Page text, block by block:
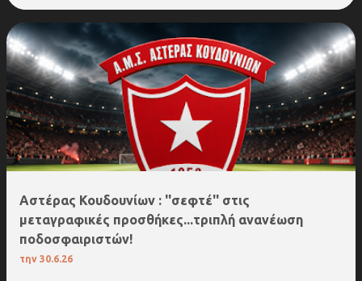
Αστέρας Κουδουνίων : ''σεφτέ'' στις
μεταγραφικές προσθήκες...τριπλή ανανέωση
ποδοσφαιριστών!
την 30.6.26